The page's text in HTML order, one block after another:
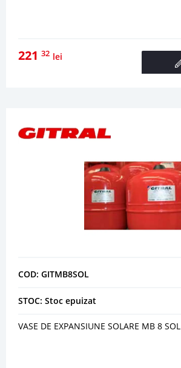
221 32 lei
COD: GITMB8SOL
STOC: Stoc epuizat
VASE DE EXPANSIUNE SOLARE MB 8 SOL